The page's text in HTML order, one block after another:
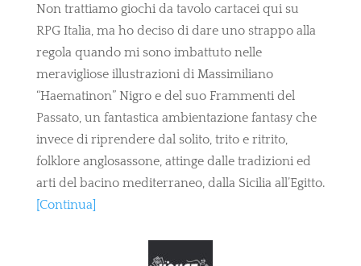
Non trattiamo giochi da tavolo cartacei qui su
RPG Italia, ma ho deciso di dare uno strappo alla
regola quando mi sono imbattuto nelle
meravigliose illustrazioni di Massimiliano
“Haematinon” Nigro e del suo Frammenti del
Passato, un fantastica ambientazione fantasy che
invece di riprendere dal solito, trito e ritrito,
folklore anglosassone, attinge dalle tradizioni ed
arti del bacino mediterraneo, dalla Sicilia all’Egitto.
[Continua]